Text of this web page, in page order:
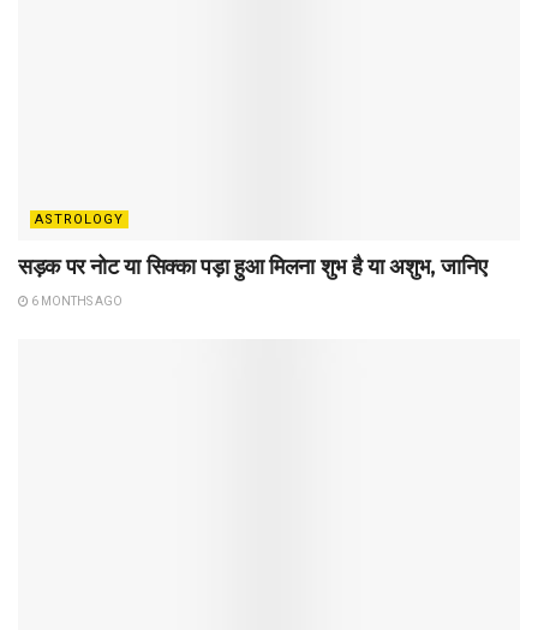
ASTROLOGY
सड़क पर नोट या सिक्का पड़ा हुआ मिलना शुभ है या अशुभ, जानिए
6 MONTHS AGO